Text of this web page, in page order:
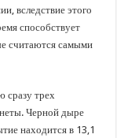
вследствие этого
способствует
считаются самыми
сразу трех
Черной дыре
находится в 13,1